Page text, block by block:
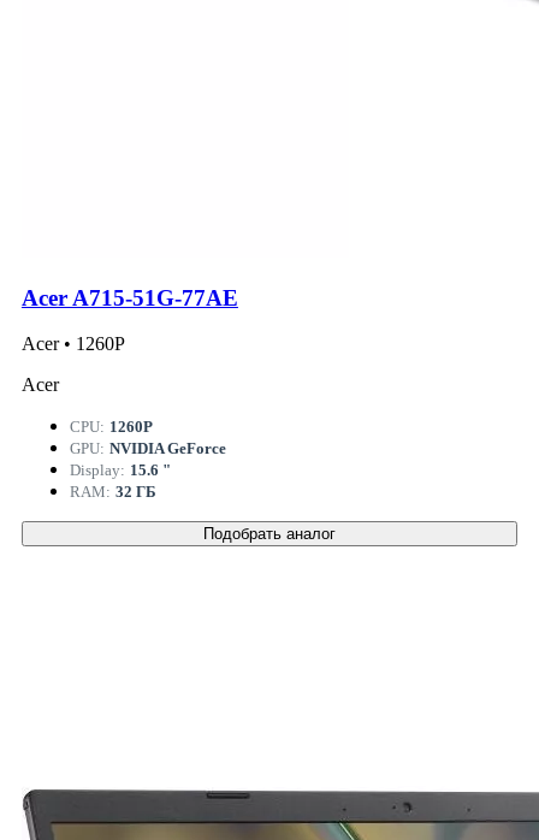
Acer A715-51G-77AE
Acer • 1260P
Acer
CPU: 1260P
GPU: NVIDIA GeForce
Display: 15.6 "
RAM: 32 ГБ
Подобрать аналог